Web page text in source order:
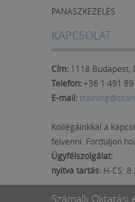
PANASZKEZELÉS
KAPCSOLAT
Cím: 1118 Budapest,
Telefon:+36 1 491
E-mail:
Kollégáinkkal a
felvenni. Forduljon
Ügyfélszolgálat:
nyitva tartás: H-CS:
Számalk